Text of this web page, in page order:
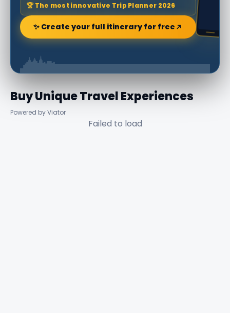
🏆 The most innovative Trip Planner 2026
✨ Create your full itinerary for free
Buy Unique Travel Experiences
Powered by Viator
Failed to load